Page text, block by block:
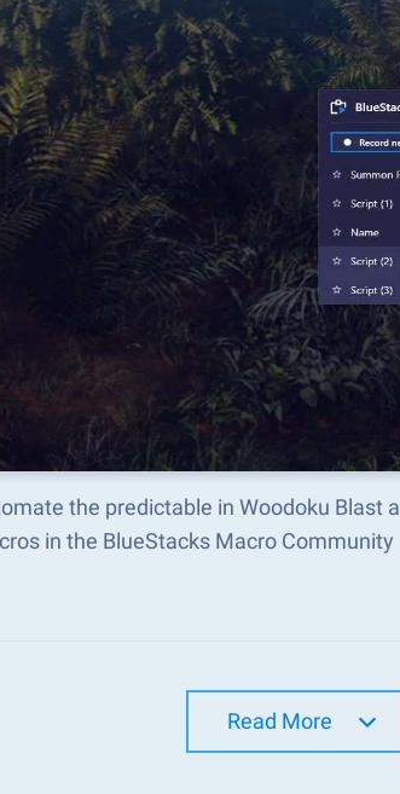
the predictable in Woodoku Blast
in the BlueStacks Macro Community
Read More